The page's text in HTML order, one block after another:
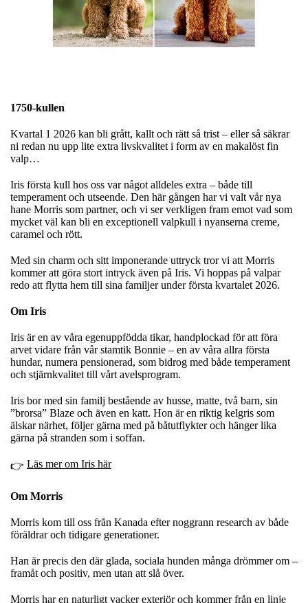
1750-kullen
Kvartal 1 2026 kan bli grått, kallt och rätt så trist – eller så säkrar
ni redan nu upp lite extra livskvalitet i form av en makalöst fin
valp…
Iris första kull hos oss var något alldeles extra – både till
temperament och utseende. Den här gången har vi valt vår nya
hane Morris som partner, och vi ser verkligen fram emot vad som
mycket väl kan bli en exceptionell valpkull i nyanserna creme,
caramel och rött.
Med sin charm och sitt imponerande uttryck tror vi att Morris
kommer att göra stort intryck även på Iris. Vi hoppas på valpar
redo att flytta hem till sina familjer under första kvartalet 2026.
Om Iris
Iris är en av våra egenuppfödda tikar, handplockad för att föra
arvet vidare från vår stamtik Bonnie – en av våra allra första
hundar, numera pensionerad, som bidrog med både temperament
och stjärnkvalitet till vårt avelsprogram.
Iris bor med sin familj bestående av husse, matte, två barn, sin
”brorsa” Blaze och även en katt. Hon är en riktig kelgris som
älskar närhet, följer gärna med på båtutflykter och hänger lika
gärna på stranden som i soffan.
👉 Läs mer om Iris här
Om Morris
Morris kom till oss från Kanada efter noggrann research av både
föräldrar och tidigare generationer.
Han är precis den där glada, sociala hunden många drömmer om –
framåt och positiv, men utan att slå över.
Morris har en naturligt vacker exteriör och kommer från en linje